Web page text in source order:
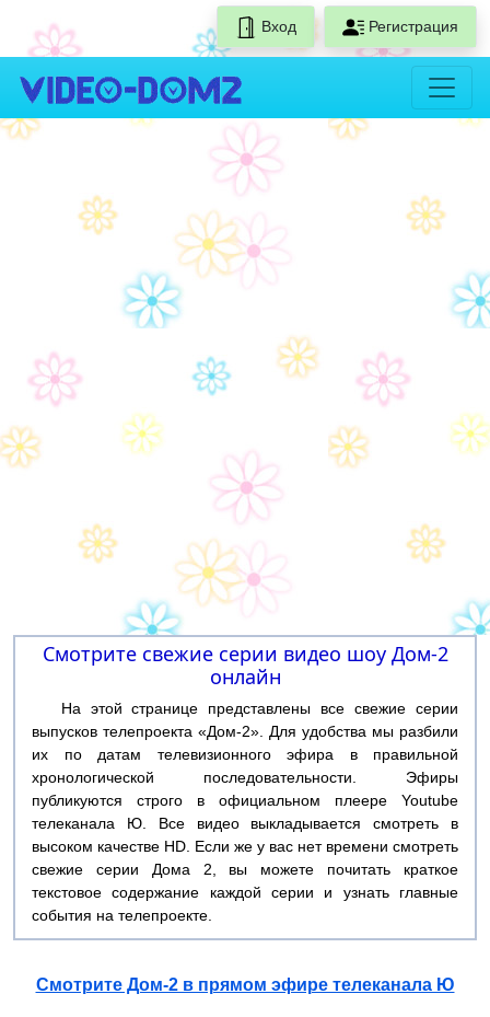
Вход Регистрация
Смотрите свежие серии видео шоу Дом-2
онлайн
На этой странице представлены все свежие серии
выпусков телепроекта «Дом-2». Для удобства мы разбили
их по датам телевизионного эфира в правильной
хронологической последовательности. Эфиры
публикуются строго в официальном плеере Youtube
телеканала Ю. Все видео выкладывается смотреть в
высоком качестве HD. Если же у вас нет времени смотреть
свежие серии Дома 2, вы можете почитать краткое
текстовое содержание каждой серии и узнать главные
события на телепроекте.
Смотрите Дом-2 в прямом эфире телеканала Ю